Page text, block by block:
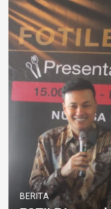
BERITA